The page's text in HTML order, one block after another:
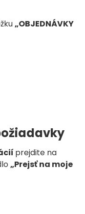
„OBJEDNÁVKY
prejdite na
„Prejsť na moje